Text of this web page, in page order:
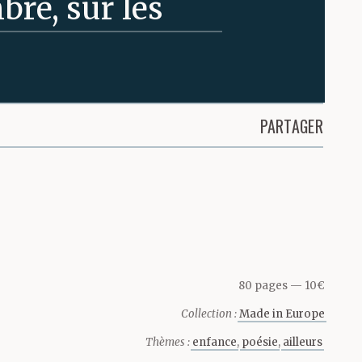
sur les
plus
fer. Si je
mieux
et qu’elles
PARTAGER
80 pages 10€
Collection :Made in Europe
Thèmes : enfance poésie ailleurs